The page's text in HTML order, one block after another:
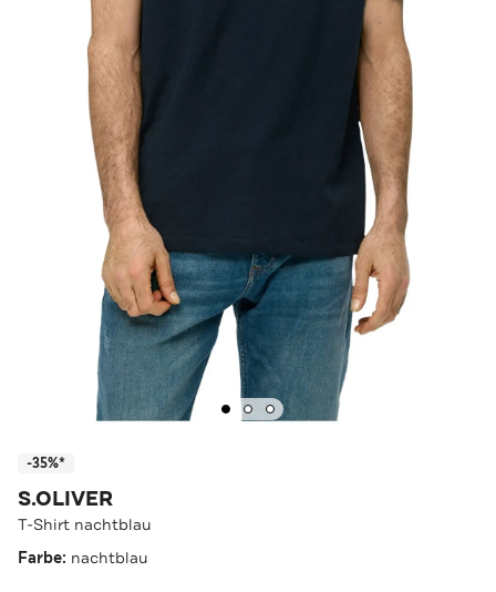
-35%*
S.OLIVER
T-Shirt nachtblau
Farbe: nachtblau